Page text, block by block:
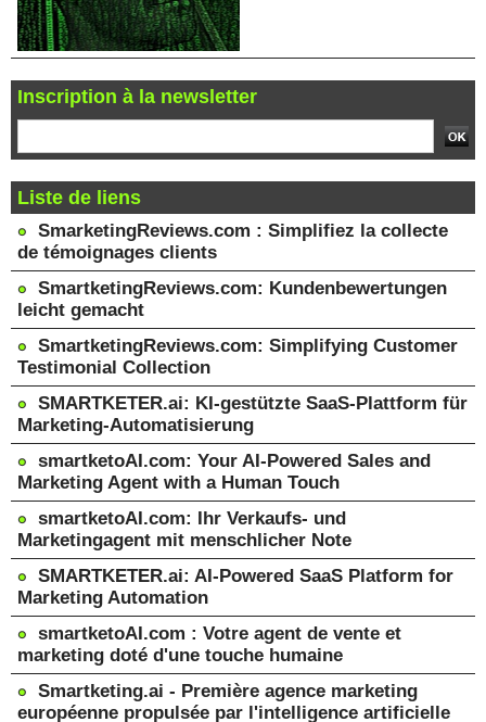
Inscription à la newsletter
Liste de liens
SmarketingReviews.com : Simplifiez la collecte
de témoignages clients
SmartketingReviews.com: Kundenbewertungen
leicht gemacht
SmartketingReviews.com: Simplifying Customer
Testimonial Collection
SMARTKETER.ai: KI-gestützte SaaS-Plattform für
Marketing-Automatisierung
smartketoAI.com: Your AI-Powered Sales and
Marketing Agent with a Human Touch
smartketoAI.com: Ihr Verkaufs- und
Marketingagent mit menschlicher Note
SMARTKETER.ai: AI-Powered SaaS Platform for
Marketing Automation
smartketoAI.com : Votre agent de vente et
marketing doté d'une touche humaine
Smartketing.ai - Première agence marketing
européenne propulsée par l'intelligence artificielle